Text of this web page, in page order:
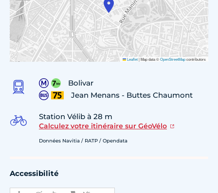
Leaflet|Map data ©OpenStreetMapcontributors
Bolivar
Jean Menans - Buttes Chaumont
Station Vélib à 28 m
Calculez votre itinéraire sur GéoVélo
Données Navitia / RATP / Opendata
Accessibilité